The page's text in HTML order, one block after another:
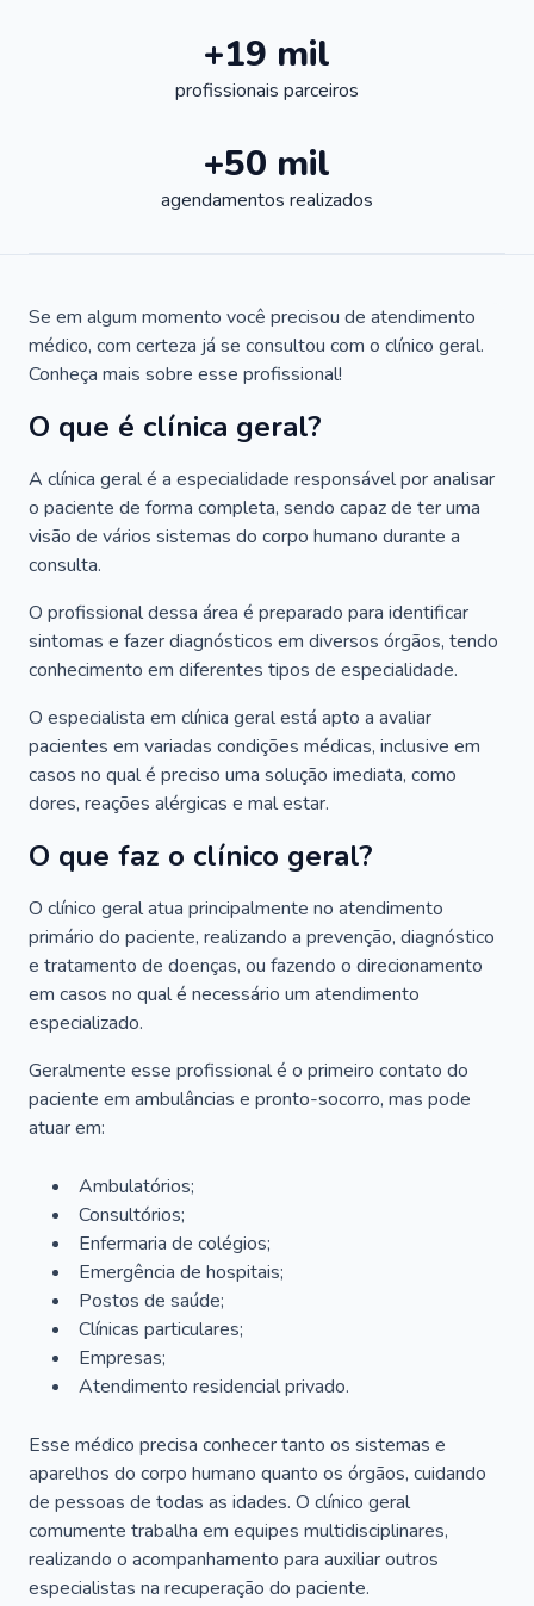
+19 mil
profissionais parceiros
+50 mil
agendamentos realizados
Se em algum momento você precisou de atendimento
médico, com certeza já se consultou com o clínico geral.
Conheça mais sobre esse profissional!
O que é clínica geral?
A clínica geral é a especialidade responsável por analisar
o paciente de forma completa, sendo capaz de ter uma
visão de vários sistemas do corpo humano durante a
consulta.
O profissional dessa área é preparado para identificar
sintomas e fazer diagnósticos em diversos órgãos, tendo
conhecimento em diferentes tipos de especialidade.
O especialista em clínica geral está apto a avaliar
pacientes em variadas condições médicas, inclusive em
casos no qual é preciso uma solução imediata, como
dores, reações alérgicas e mal estar.
O que faz o clínico geral?
O clínico geral atua principalmente no atendimento
primário do paciente, realizando a prevenção, diagnóstico
e tratamento de doenças, ou fazendo o direcionamento
em casos no qual é necessário um atendimento
especializado.
Geralmente esse profissional é o primeiro contato do
paciente em ambulâncias e pronto-socorro, mas pode
atuar em:
Ambulatórios;
Consultórios;
Enfermaria de colégios;
Emergência de hospitais;
Postos de saúde;
Clínicas particulares;
Empresas;
Atendimento residencial privado.
Esse médico precisa conhecer tanto os sistemas e
aparelhos do corpo humano quanto os órgãos, cuidando
de pessoas de todas as idades. O clínico geral
comumente trabalha em equipes multidisciplinares,
realizando o acompanhamento para auxiliar outros
especialistas na recuperação do paciente.